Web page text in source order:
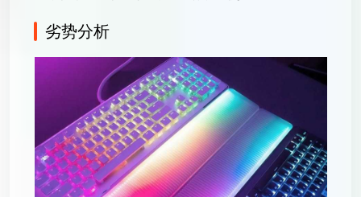
劣势分析